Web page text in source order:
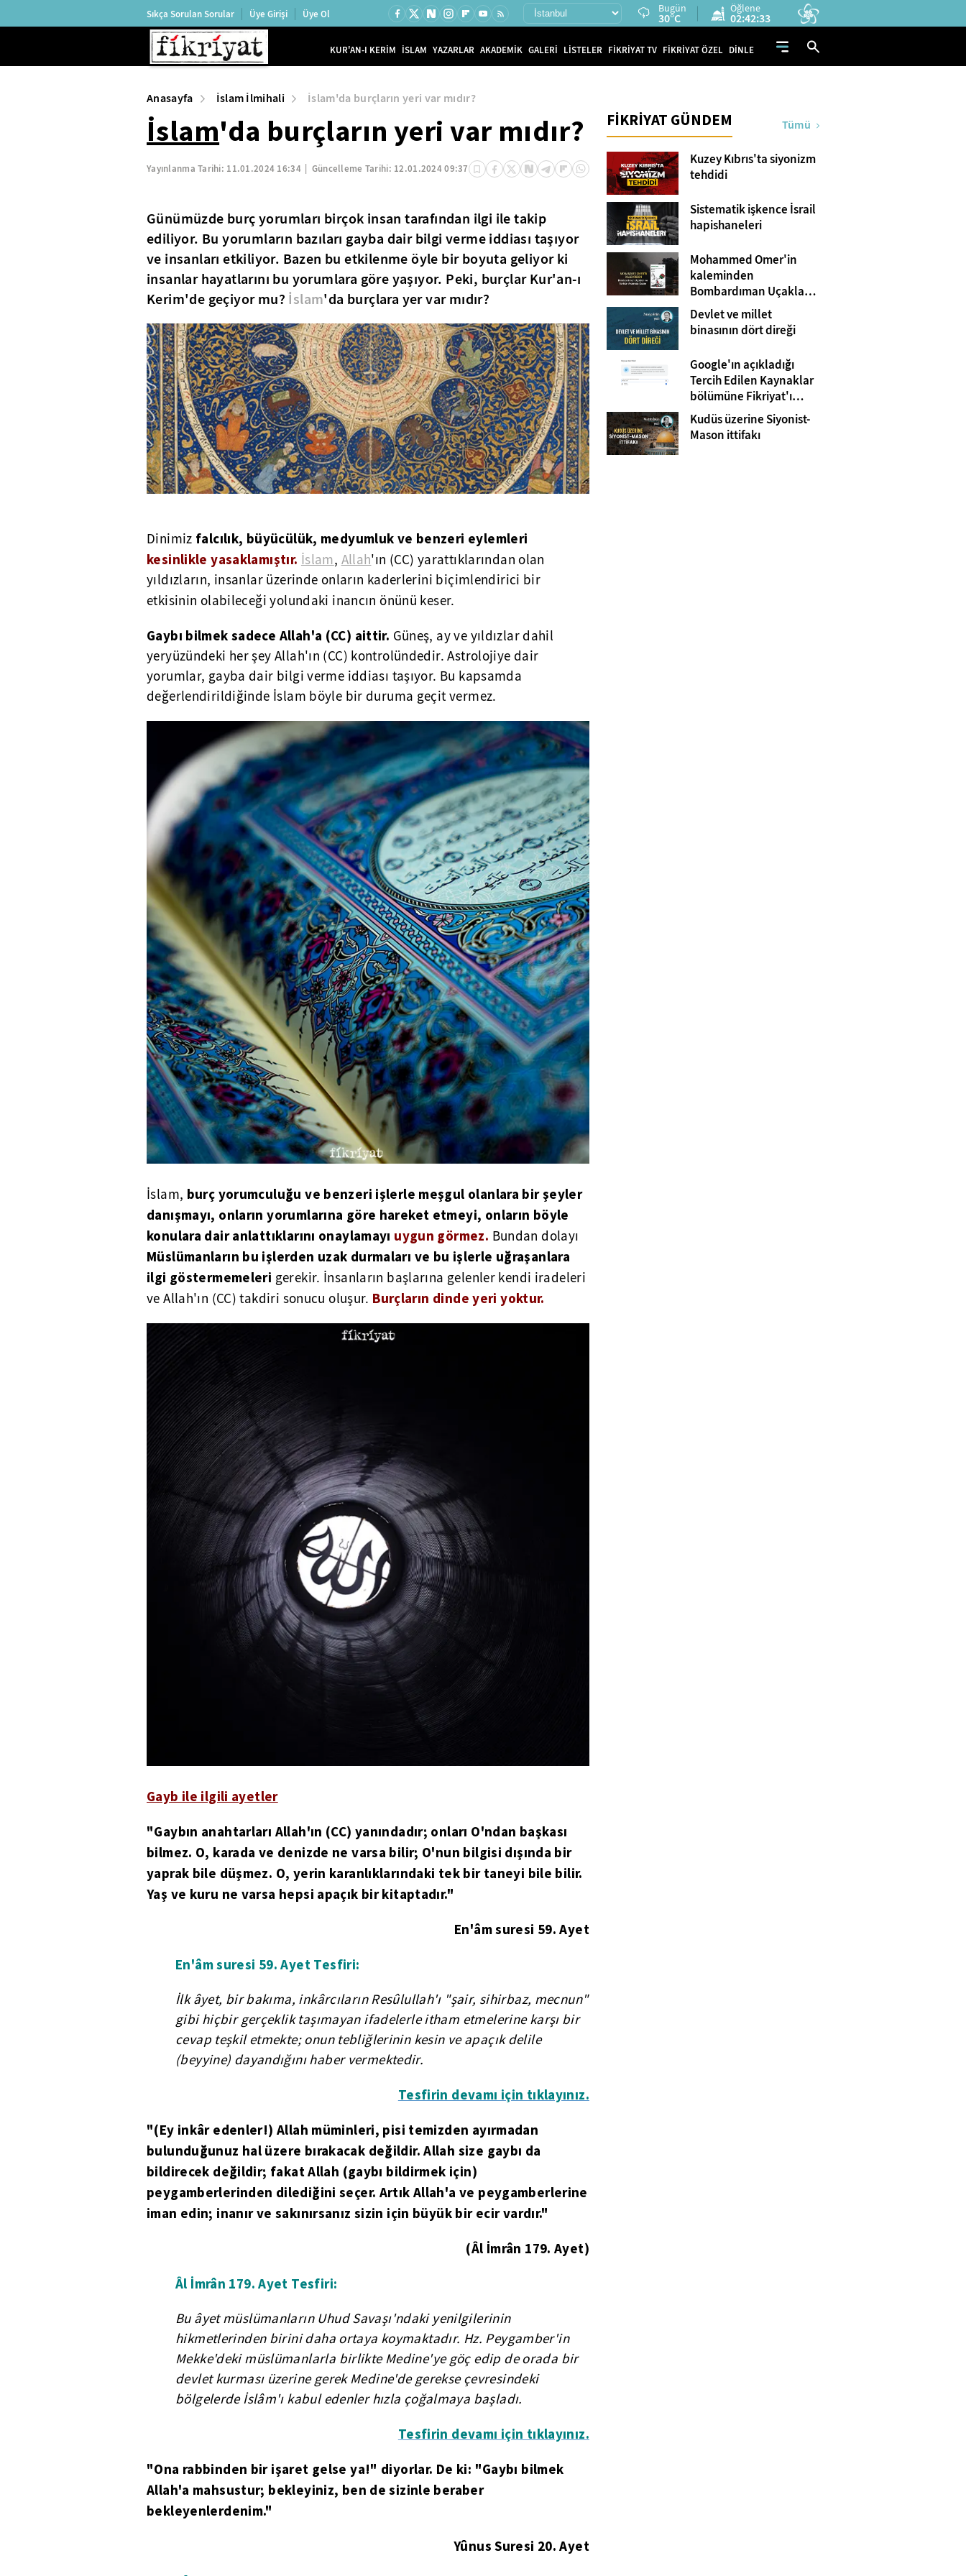
Sıkça Sorulan Sorular Üye Girişi Üye Ol Bugün
30°C
Öğlene
02:42:31
KUR'AN-I KERİM İSLAM YAZARLAR AKADEMİK GALERİ LİSTELER FİKRİYAT TV FİKRİYAT ÖZEL DİNLE
Anasayfa İslam İlmihali İslam'da burçların yeri var mıdır?
İslam'da burçların yeri var mıdır?
Yayınlanma Tarihi: 11.01.2024 16:34 Güncelleme Tarihi: 12.01.2024 09:37
Günümüzde burç yorumları birçok insan tarafından ilgi ile takip
ediliyor. Bu yorumların bazıları gayba dair bilgi verme iddiası taşıyor
ve insanları etkiliyor. Bazen bu etkilenme öyle bir boyuta geliyor ki
insanlar hayatlarını bu yorumlara göre yaşıyor. Peki, burçlar Kur'an-ı
Kerim'de geçiyor mu? İslam'da burçlara yer var mıdır?
Dinimiz falcılık, büyücülük, medyumluk ve benzeri eylemleri
kesinlikle yasaklamıştır. İslam, Allah'ın (CC) yarattıklarından olan
yıldızların, insanlar üzerinde onların kaderlerini biçimlendirici bir
etkisinin olabileceği yolundaki inancın önünü keser.
Gaybı bilmek sadece Allah'a (CC) aittir. Güneş, ay ve yıldızlar dahil
yeryüzündeki her şey Allah'ın (CC) kontrolündedir. Astrolojiye dair
yorumlar, gayba dair bilgi verme iddiası taşıyor. Bu kapsamda
değerlendirildiğinde İslam böyle bir duruma geçit vermez.
İslam, burç yorumculuğu ve benzeri işlerle meşgul olanlara bir şeyler
danışmayı, onların yorumlarına göre hareket etmeyi, onların böyle
konulara dair anlattıklarını onaylamayı uygun görmez. Bundan dolayı
Müslümanların bu işlerden uzak durmaları ve bu işlerle uğraşanlara
ilgi göstermemeleri gerekir. İnsanların başlarına gelenler kendi iradeleri
ve Allah'ın (CC) takdiri sonucu oluşur. Burçların dinde yeri yoktur.
Gayb ile ilgili ayetler
"Gaybın anahtarları Allah'ın (CC) yanındadır; onları O'ndan başkası
bilmez. O, karada ve denizde ne varsa bilir; O'nun bilgisi dışında bir
yaprak bile düşmez. O, yerin karanlıklarındaki tek bir taneyi bile bilir.
Yaş ve kuru ne varsa hepsi apaçık bir kitaptadır."
En'âm suresi 59. Ayet
En'âm suresi 59. Ayet Tesfiri:
İlk âyet, bir bakıma, inkârcıların Resûlullah'ı "şair, sihirbaz, mecnun"
gibi hiçbir gerçeklik taşımayan ifadelerle itham etmelerine karşı bir
cevap teşkil etmekte; onun tebliğlerinin kesin ve apaçık delile
(beyyine) dayandığını haber vermektedir.
Tesfirin devamı için tıklayınız.
"(Ey inkâr edenler!) Allah müminleri, pisi temizden ayırmadan
bulunduğunuz hal üzere bırakacak değildir. Allah size gaybı da
bildirecek değildir; fakat Allah (gaybı bildirmek için)
peygamberlerinden dilediğini seçer. Artık Allah'a ve peygamberlerine
iman edin; inanır ve sakınırsanız sizin için büyük bir ecir vardır."
(Âl İmrân 179. Ayet)
Âl İmrân 179. Ayet Tesfiri:
Bu âyet müslümanların Uhud Savaşı'ndaki yenilgilerinin
hikmetlerinden birini daha ortaya koymaktadır. Hz. Peygamber'in
Mekke'deki müslümanlarla birlikte Medine'ye göç edip de orada bir
devlet kurması üzerine gerek Medine'de gerekse çevresindeki
bölgelerde İslâm'ı kabul edenler hızla çoğalmaya başladı.
Tesfirin devamı için tıklayınız.
"Ona rabbinden bir işaret gelse ya!" diyorlar. De ki: "Gaybı bilmek
Allah'a mahsustur; bekleyiniz, ben de sizinle beraber
bekleyenlerdenim."
Yûnus Suresi 20. Ayet
FİKRİYAT GÜNDEM Tümü
Kuzey Kıbrıs'ta siyonizm
tehdidi
Sistematik işkence İsrail
hapishaneleri
Mohammed Omer'in
kaleminden
Bombardıman Uçakları
ve Tanklar Arasında
Gazze
Devlet ve millet
binasının dört direği
Google'ın açıkladığı
Tercih Edilen Kaynaklar
bölümüne Fikriyat'ı
eklemeyi unutmayın!
Kudüs üzerine Siyonist-
Mason ittifakı